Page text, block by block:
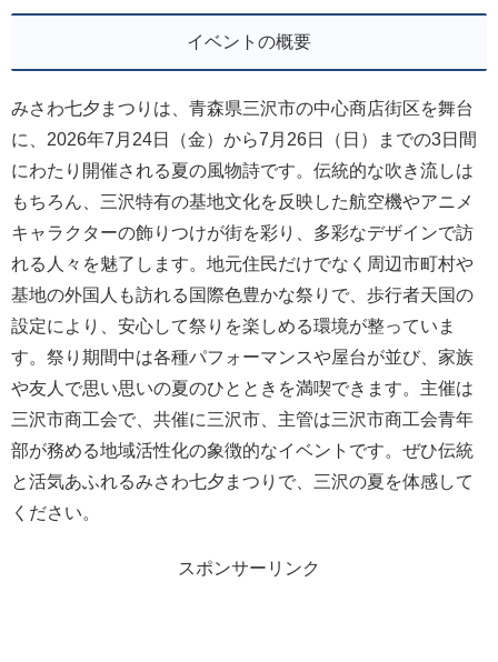
イベントの概要
みさわ七夕まつりは、青森県三沢市の中心商店街区を舞台
に、2026年7月24日（金）から7月26日（日）までの3日間
にわたり開催される夏の風物詩です。伝統的な吹き流しは
もちろん、三沢特有の基地文化を反映した航空機やアニメ
キャラクターの飾りつけが街を彩り、多彩なデザインで訪
れる人々を魅了します。地元住民だけでなく周辺市町村や
基地の外国人も訪れる国際色豊かな祭りで、歩行者天国の
設定により、安心して祭りを楽しめる環境が整っていま
す。祭り期間中は各種パフォーマンスや屋台が並び、家族
や友人で思い思いの夏のひとときを満喫できます。主催は
三沢市商工会で、共催に三沢市、主管は三沢市商工会青年
部が務める地域活性化の象徴的なイベントです。ぜひ伝統
と活気あふれるみさわ七夕まつりで、三沢の夏を体感して
ください。
スポンサーリンク